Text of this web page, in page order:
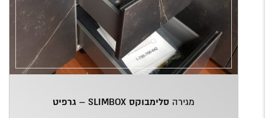
מגירה סלימבוקס SLIMBOX – גרפיט